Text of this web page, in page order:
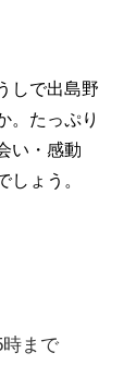
しで出島野
。たっぷり
い・感動
しょう。
まで